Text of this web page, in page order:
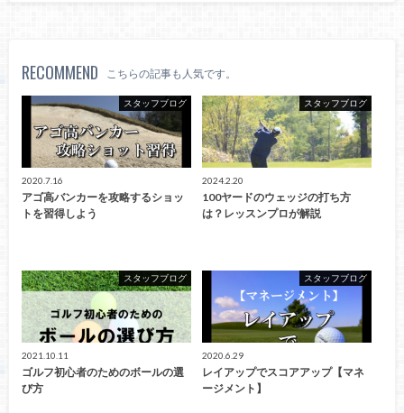
RECOMMEND こちらの記事も人気です。
スタッフブログ
2020.7.16
アゴ高バンカーを攻略するショッ
トを習得しよう
スタッフブログ
2024.2.20
100ヤードのウェッジの打ち方
は？レッスンプロが解説
スタッフブログ
2021.10.11
ゴルフ初心者のためのボールの選
び方
スタッフブログ
2020.6.29
レイアップでスコアアップ【マネ
ージメント】